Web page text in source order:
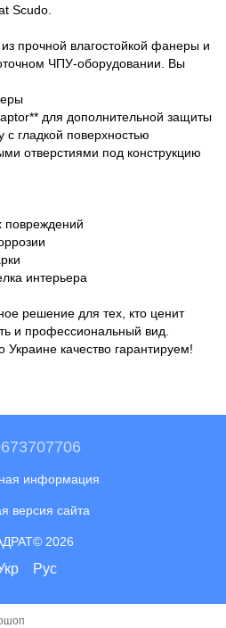
Scudo.
прочной влагостойкой фанеры и
ЧПУ-оборудовании. Вы
для дополнительной защиты
гладкой поверхностью
отверстиями под конструкцию
повреждений
интерьера
решение для тех, кто ценит
и профессиональный вид.
Украине качество гарантируем!
информация
версия сайта
2026
Рус